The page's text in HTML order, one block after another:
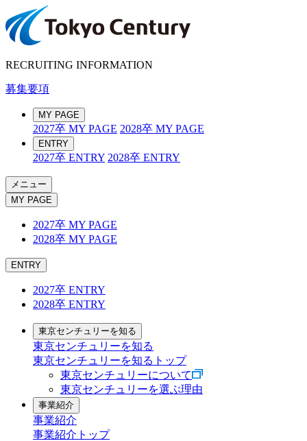
RECRUITING INFORMATION
募集要項
MY PAGE
2027卒 MY PAGE 2028卒 MY PAGE
ENTRY
2027卒 ENTRY 2028卒 ENTRY
メニュー
MY PAGE
2027卒 MY PAGE
2028卒 MY PAGE
ENTRY
2027卒 ENTRY
2028卒 ENTRY
東京センチュリーを知る
東京センチュリーを知る
東京センチュリーを知るトップ
東京センチュリーについて
東京センチュリーを選ぶ理由
事業紹介
事業紹介
事業紹介トップ